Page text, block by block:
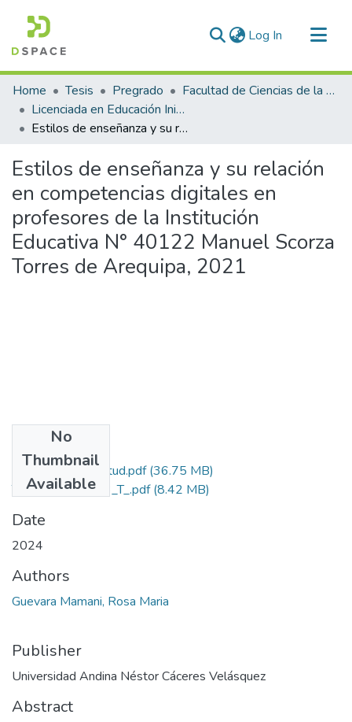
Log In (current)
Communities & Collections
All of DSpace
Statistics
Home Tesis Pregrado
Facultad de Ciencias de la Educación
Licenciada en Educación Inicial Intercultural Bilingüe
Estilos de enseñanza y su relación en competencias digitales en profesores de la Institución Educativa N° 40122 Manuel Scorza Torres de Arequipa, 2021
Estilos de enseñanza y su relación
en competencias digitales en
profesores de la Institución
Educativa N° 40122 Manuel Scorza
Torres de Arequipa, 2021
No
Thumbnail
Available
Grado de Similitud.pdf(36.75 MB)
T036_46177043_T_.pdf(8.42 MB)
Date
2024
Authors
Guevara Mamani, Rosa Maria
Publisher
Universidad Andina Néstor Cáceres Velásquez
Abstract